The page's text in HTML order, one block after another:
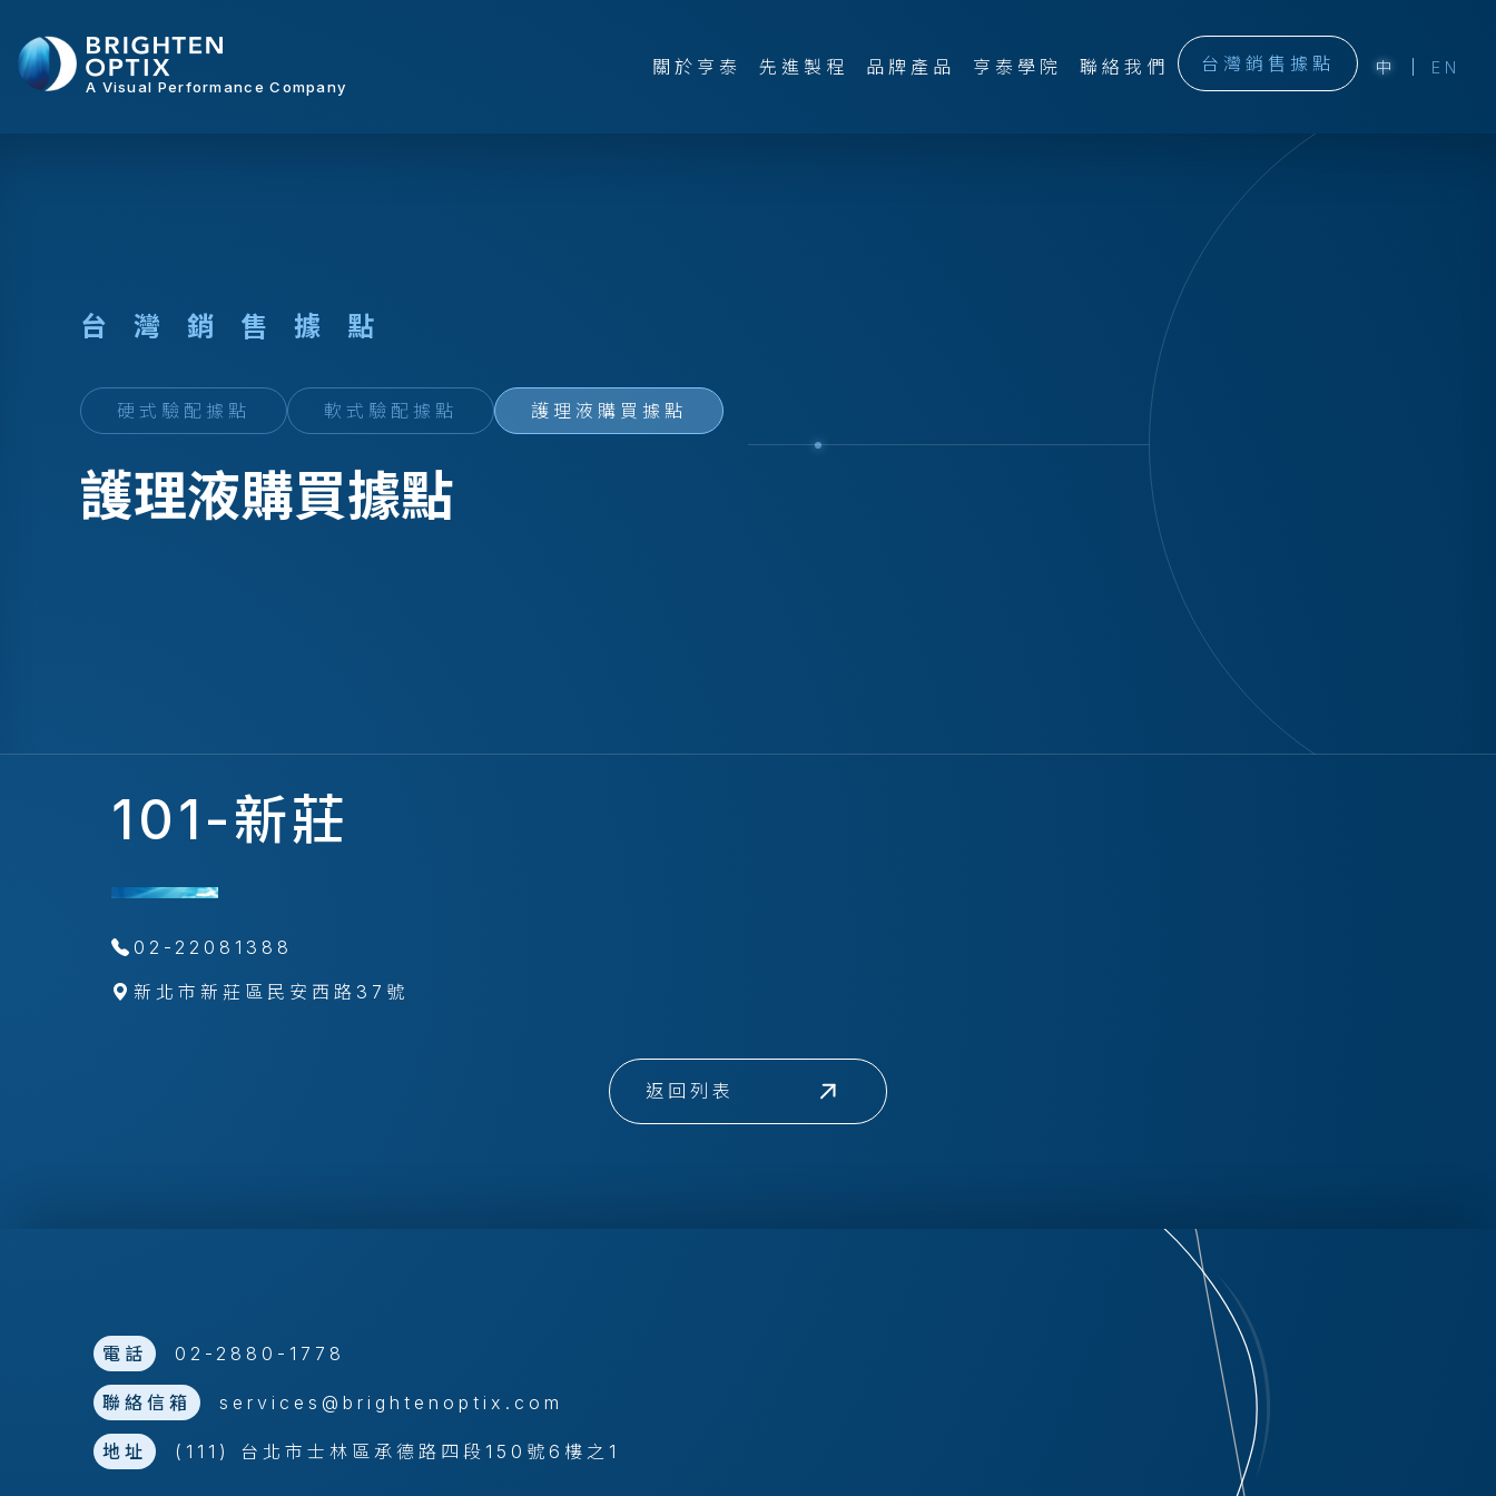
A Visual Performance Company
關於亨泰 先進製程 品牌產品 亨泰學院 聯絡我們 台灣銷售據點 中 EN
台 灣 銷 售 據 點
硬式驗配據點 軟式驗配據點 護理液購買據點
護理液購買據點
101-新莊
02-22081388
新北市新莊區民安西路37號
返回列表
電話 02-2880-1778
聯絡信箱 services@brightenoptix.com
地址 (111) 台北市士林區承德路四段150號6樓之1